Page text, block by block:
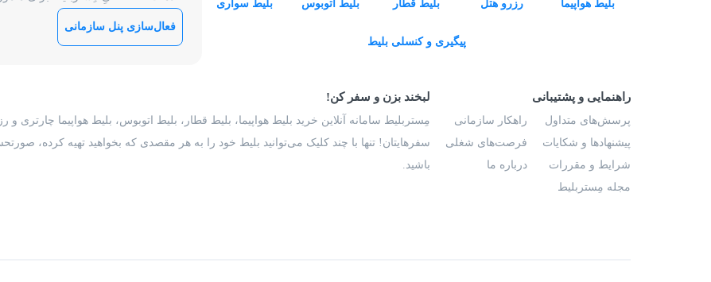
بلیط هواپیما رزرو هتل بلیط قطار بلیط اتوبوس بلیط سواری
پیگیری و کنسلی بلیط
فعال‌سازی پنل سازمانی
راهنمایی و پشتیبانی
پرسش‌های متداول
پیشنهادها و شکایات
شرایط و مقررات
مجله مِستربلیط
راهکار سازمانی
فرصت‌های شغلی
درباره ما
لبخند بزن و سفر کن!
مِستربلیط سامانه آنلاین خرید بلیط هواپیما، بلیط قطار، بلیط اتوبوس، بلیط هواپیما
سفرهایتان! تنها با چند کلیک می‌توانید بلیط خود را به هر مقصدی که بخواهید تهیه کرده،
باشید.